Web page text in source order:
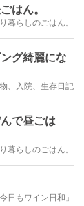
はん。
暮らしのごはん。
グ綺麗にな
、入院、生存日記
で昼ごは
暮らしのごはん。
今日もワイン日和」